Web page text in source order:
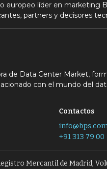
europeo líder en marketing
partners y decisores
de Data Center Market,
con el mundo del
Contactos
+91 313 79 00
Mercantil de Madrid,